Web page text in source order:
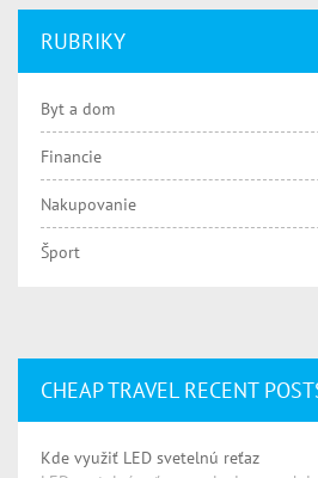
RUBRIKY
Byt a dom
Financie
Nakupovanie
Šport
CHEAP TRAVEL RECENT
Kde využiť LED svetelnú reťaz